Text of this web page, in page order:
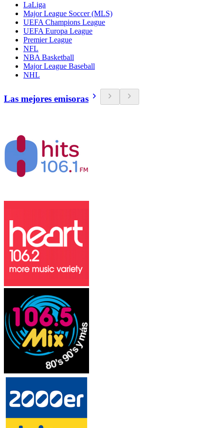
LaLiga
Major League Soccer (MLS)
UEFA Champions League
UEFA Europa League
Premier League
NFL
NBA Basketball
Major League Baseball
NHL
Las mejores emisoras